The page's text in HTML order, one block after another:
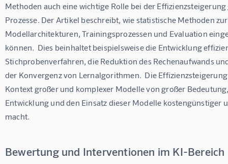
Methoden auch eine wichtige Rolle bei der
Prozesse. Der Artikel beschreibt, wie statistische Methoden
Modellarchitekturen, Trainingsprozessen und Evaluation
können.  Dies beinhaltet beispielsweise die Entwicklung
Stichprobenverfahren, die Reduktion des Rechenaufwands
der Konvergenz von Lernalgorithmen.  Die
Kontext großer und komplexer Modelle von großer
Entwicklung und den Einsatz dieser Modelle kostengünstiger
macht.
Bewertung und Interventionen im KI-Bereich